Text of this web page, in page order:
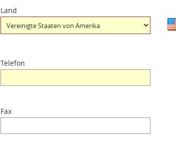
Land
Telefon
Fax